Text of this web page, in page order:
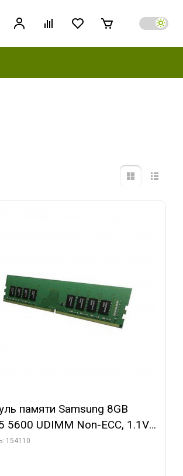
памяти Samsung 8GB
UDIMM Non-ECC, 1.1V,
154110